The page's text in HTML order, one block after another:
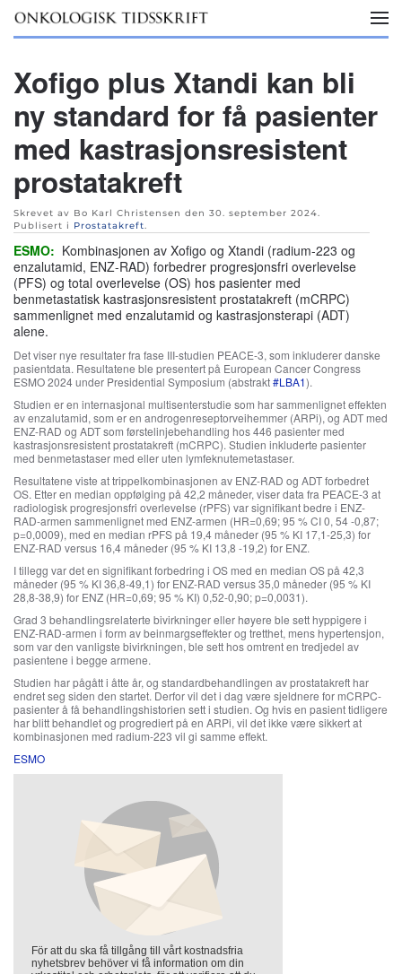
Xofigo plus Xtandi kan bli
ny standard for få pasienter
med kastrasjonsresistent
prostatakreft
Skrevet av Bo Karl Christensen den 30. september 2024.
Publisert i Prostatakreft.
ESMO: Kombinasjonen av Xofigo og Xtandi (radium-223 og
enzalutamid, ENZ-RAD) forbedrer progresjonsfri overlevelse
(PFS) og total overlevelse (OS) hos pasienter med
benmetastatisk kastrasjonsresistent prostatakreft (mCRPC)
sammenlignet med enzalutamid og kastrasjonsterapi (ADT)
alene.
Det viser nye resultater fra fase III-studien PEACE-3, som inkluderer danske
pasientdata. Resultatene ble presentert på European Cancer Congress
ESMO 2024 under Presidential Symposium (abstrakt#LBA1).
Studien er en internasjonal multisenterstudie som har sammenlignet effekten
av enzalutamid, som er en androgenreseptorveihemmer (ARPi), og ADT med
ENZ-RAD og ADT som førstelinjebehandling hos 446 pasienter med
kastrasjonsresistent prostatakreft (mCRPC). Studien inkluderte pasienter
med benmetastaser med eller uten lymfeknutemetastaser.
Resultatene viste at trippelkombinasjonen av ENZ-RAD og ADT forbedret
OS. Etter en median oppfølging på 42,2 måneder, viser data fra PEACE-3 at
radiologisk progresjonsfri overlevelse (rPFS) var signifikant bedre i ENZ-
RAD-armen sammenlignet med ENZ-armen (HR=0,69; 95 % CI 0, 54 -0,87;
p=0,0009), med en median rPFS på 19,4 måneder (95 % KI 17,1-25,3) for
ENZ-RAD versus 16,4 måneder (95 % KI 13,8 -19,2) for ENZ.
I tillegg var det en signifikant forbedring i OS med en median OS på 42,3
måneder (95 % KI 36,8-49,1) for ENZ-RAD versus 35,0 måneder (95 % KI
28,8-38,9) for ENZ (HR=0,69; 95 % KI) 0,52-0,90; p=0,0031).
Grad 3 behandlingsrelaterte bivirkninger eller høyere ble sett hyppigere i
ENZ-RAD-armen i form av beinmargseffekter og tretthet, mens hypertensjon,
som var den vanligste bivirkningen, ble sett hos omtrent en tredjedel av
pasientene i begge armene.
Studien har pågått i åtte år, og standardbehandlingen av prostatakreft har
endret seg siden den startet. Derfor vil det i dag være sjeldnere for mCRPC-
pasienter å få behandlingshistorien sett i studien. Og hvis en pasient tidligere
har blitt behandlet og progrediert på en ARPi, vil det ikke være sikkert at
kombinasjonen med radium-223 vil gi samme effekt.
ESMO
För att du ska få tillgång till vårt kostnadsfria
nyhetsbrev behöver vi få information om din